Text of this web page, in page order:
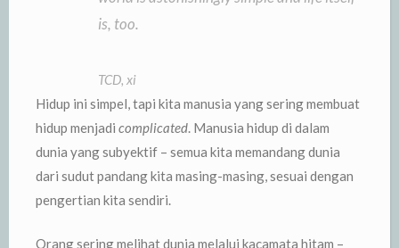
is, too.
TCD, xi
Hidup ini simpel, tapi kita manusia yang sering membuat
hidup menjadi complicated. Manusia hidup di dalam
dunia yang subyektif – semua kita memandang dunia
dari sudut pandang kita masing-masing, sesuai dengan
pengertian kita sendiri.
Orang sering melihat dunia melalui kacamata hitam –